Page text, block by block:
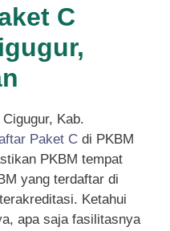
C
Kab.
Paket C di PKBM
PKBM tempat
yang terdaftar di
Ketahui
apa saja fasilitasnya